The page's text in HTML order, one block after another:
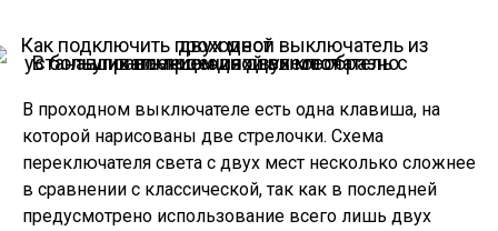
В больших помещениях целесообразно устанавливать проходной выключатель с управлением из двух мест
В проходном выключателе есть одна клавиша, на
которой нарисованы две стрелочки. Схема
переключателя света с двух мест несколько сложнее
в сравнении с классической, так как в последней
предусмотрено использование всего лишь двух